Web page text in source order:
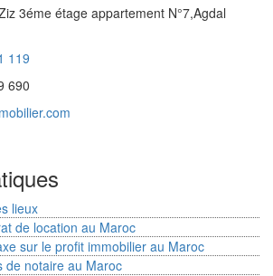
3éme étage appartement N°7,Agdal
119
690
lieux
de location au Maroc
sur le profit immobilier au Maroc
de notaire au Maroc